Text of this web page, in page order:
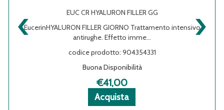
EUC CR HYALURON FILLER GG
EucerinHYALURON FILLER GIORNO Trattamento intensivo
antirughe. Effetto imme...
codice prodotto: 904354331
Buona Disponibilità
€41,00
Acquista
Acquista EUC
CR
Acquista EUC
CR
Informazioni
su EUC
‹ ›